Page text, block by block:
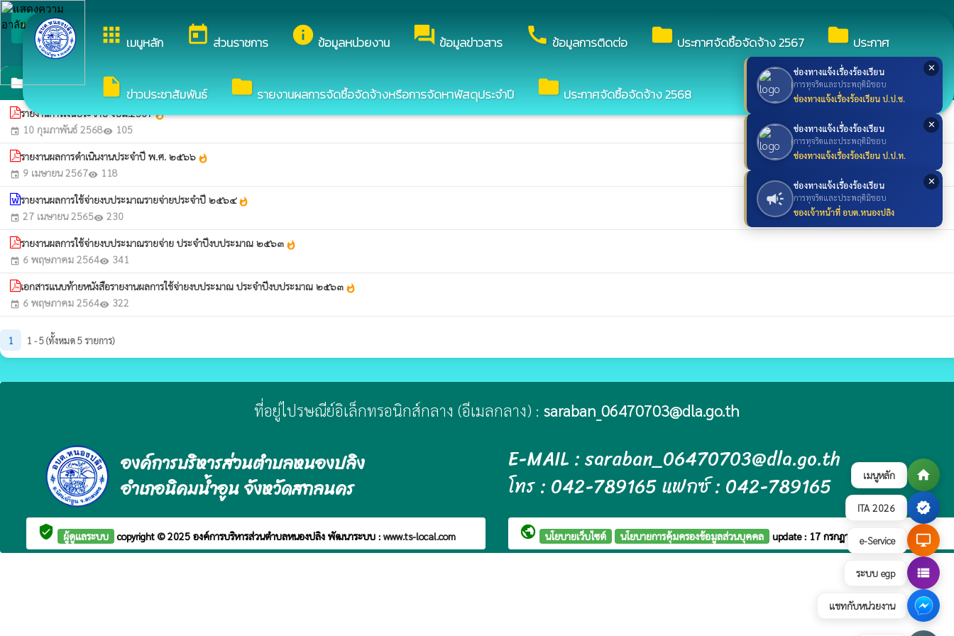
เมนูหลัก home
ITA 2026 verified
e-Service desktop_windows
ระบบ egp view_list
แชทกับหน่วยงาน
✕
ช่องทางแจ้งเรื่องร้องเรียน
การทุจริตและประพฤติมิชอบ
ช่องทางแจ้งเรื่องร้องเรียน ป.ป.ช.
✕
ช่องทางแจ้งเรื่องร้องเรียน
การทุจริตและประพฤติมิชอบ
ช่องทางแจ้งเรื่องร้องเรียน ป.ป.ท.
✕
campaign
ช่องทางแจ้งเรื่องร้องเรียน
การทุจริตและประพฤติมิชอบ
ของเจ้าหน้าที่ อบต.หนองปลิง
apps เมนูหลัก today ส่วนราชการ info ข้อมูลหน่วยงาน forum ข้อมูลข่าวสาร call ข้อมูลการติดต่อ folder ประกาศจัดซื้อจัดจ้าง 2567 folder ประกาศ
insert_drive_file ข่าวประชาสัมพันธ์ folder รายงานผลการจัดซื้อจัดจ้างหรือการจัดหาพัสดุประจำปี folder ประกาศจัดซื้อจัดจ้าง 2568
arrow_back_ios กลับเมนูหลัก ยินดีต้อนรับสู่เว็บไซต์ของ องค์การบริหารส่วนตำบลหนองปลิง
folderรายงานผลการใช้จ่ายงบประมาณประจำปี
รายงานการเงินประจำปี งปม.2567whatshot
event 10 กุมภาพันธ์ 2568visibility 105
รายงานผลการดำเนินงานประจำปี พ.ศ. ๒๕๖๖ whatshot
event 9 เมษายน 2567visibility 118
รายงานผลการใช้จ่ายงบประมาณรายจ่ายประจำปี ๒๕๖๔whatshot
event 27 เมษายน 2565visibility 230
รายงานผลการใช้จ่ายงบประมาณรายจ่าย ประจำปีงบประมาณ ๒๕๖๓ whatshot
event 6 พฤษภาคม 2564visibility 341
เอกสารแนบท้ายหนังสือรายงานผลการใช้จ่ายงบประมาณ ประจำปีงบประมาณ ๒๕๖๓ whatshot
event 6 พฤษภาคม 2564visibility 322
1 1 - 5 (ทั้งหมด 5 รายการ)
ที่อยู่ไปรษณีย์อิเล็กทรอนิกส์กลาง (อีเมลกลาง) : saraban_06470703@dla.go.th
องค์การบริหารส่วนตำบลหนองปลิง
อำเภอนิคมน้ำอูน จังหวัดสกลนคร
E-MAIL : saraban_06470703@dla.go.th
โทร : 042-789165 แฟกซ์ : 042-789165
verified_user ผู้ดูแลระบบ copyright © 2025 องค์การบริหารส่วนตำบลหนองปลิง พัฒนาระบบ : www.ts-local.com public นโยบายเว็บไซต์ นโยบายการคุ้มครองข้อมูลส่วนบุคคล update : 17 กรกฎาคม 2569